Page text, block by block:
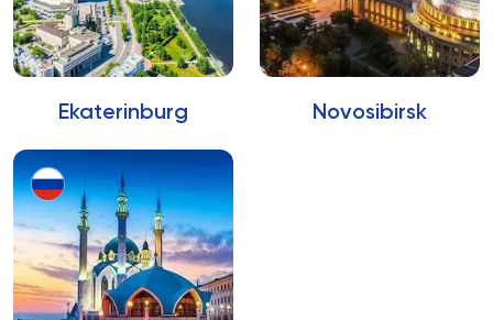
Ekaterinburg Novosibirsk